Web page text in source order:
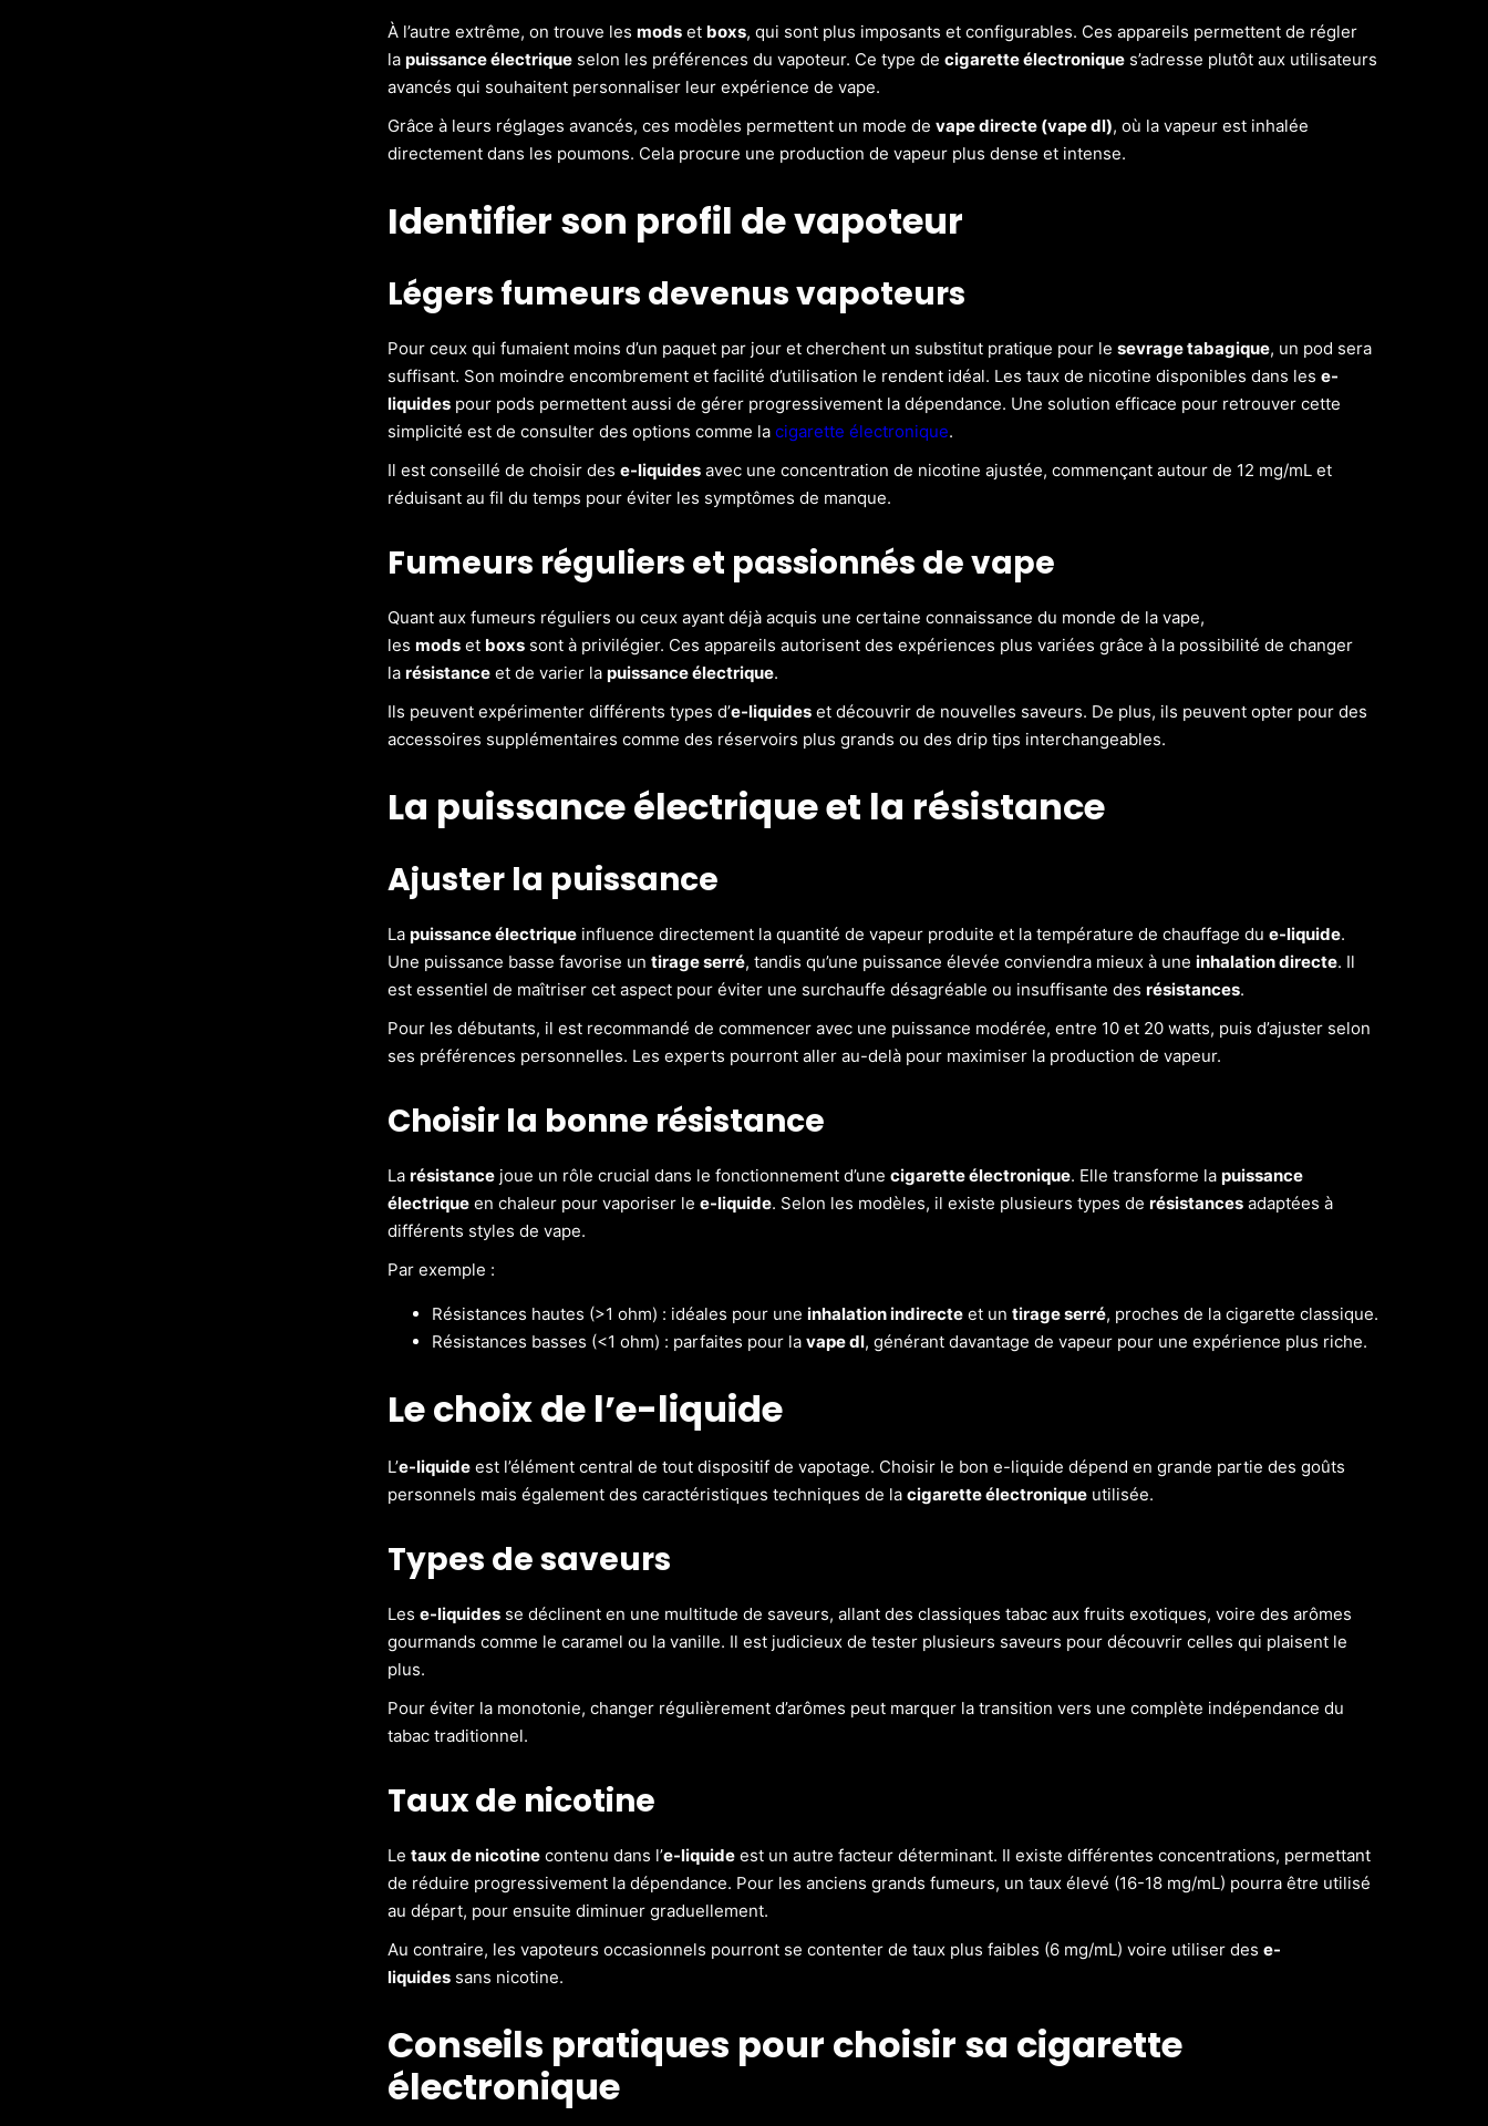
À l’autre extrême, on trouve les modset boxs, qui sont plus imposants et configurables. Ces appareils permettent de régler
la puissance électriqueselon les préférences du vapoteur. Ce type de cigarette électroniques’adresse plutôt aux utilisateurs
avancés qui souhaitent personnaliser leur expérience de vape.
Grâce à leurs réglages avancés, ces modèles permettent un mode de vape directe (vape dl), où la vapeur est inhalée
directement dans les poumons. Cela procure une production de vapeur plus dense et intense.
Identifier son profil de vapoteur
Légers fumeurs devenus vapoteurs
Pour ceux qui fumaient moins d’un paquet par jour et cherchent un substitut pratique pour le sevrage tabagique, un pod sera
suffisant. Son moindre encombrement et facilité d’utilisation le rendent idéal. Les taux de nicotine disponibles dans les e-
liquidespour pods permettent aussi de gérer progressivement la dépendance. Une solution efficace pour retrouver cette
simplicité est de consulter des options comme la cigarette électronique.
Il est conseillé de choisir des e-liquidesavec une concentration de nicotine ajustée, commençant autour de 12 mg/mL et
réduisant au fil du temps pour éviter les symptômes de manque.
Fumeurs réguliers et passionnés de vape
Quant aux fumeurs réguliers ou ceux ayant déjà acquis une certaine connaissance du monde de la vape,
les modset boxssont à privilégier. Ces appareils autorisent des expériences plus variées grâce à la possibilité de changer
la résistanceet de varier la puissance électrique.
Ils peuvent expérimenter différents types d’e-liquideset découvrir de nouvelles saveurs. De plus, ils peuvent opter pour des
accessoires supplémentaires comme des réservoirs plus grands ou des drip tips interchangeables.
La puissance électrique et la résistance
Ajuster la puissance
La puissance électriqueinfluence directement la quantité de vapeur produite et la température de chauffage du e-liquide.
Une puissance basse favorise un tirage serré, tandis qu’une puissance élevée conviendra mieux à une inhalation directe. Il
est essentiel de maîtriser cet aspect pour éviter une surchauffe désagréable ou insuffisante des résistances.
Pour les débutants, il est recommandé de commencer avec une puissance modérée, entre 10 et 20 watts, puis d’ajuster selon
ses préférences personnelles. Les experts pourront aller au-delà pour maximiser la production de vapeur.
Choisir la bonne résistance
La résistancejoue un rôle crucial dans le fonctionnement d’une cigarette électronique. Elle transforme la puissance
électriqueen chaleur pour vaporiser le e-liquide. Selon les modèles, il existe plusieurs types de résistancesadaptées à
différents styles de vape.
Par exemple :
Résistances hautes (>1 ohm) : idéales pour une inhalation indirecteet un tirage serré, proches de la cigarette classique.
Résistances basses (<1 ohm) : parfaites pour la vape dl, générant davantage de vapeur pour une expérience plus riche.
Le choix de l’e-liquide
L’e-liquideest l’élément central de tout dispositif de vapotage. Choisir le bon e-liquide dépend en grande partie des goûts
personnels mais également des caractéristiques techniques de la cigarette électroniqueutilisée.
Types de saveurs
Les e-liquidesse déclinent en une multitude de saveurs, allant des classiques tabac aux fruits exotiques, voire des arômes
gourmands comme le caramel ou la vanille. Il est judicieux de tester plusieurs saveurs pour découvrir celles qui plaisent le
plus.
Pour éviter la monotonie, changer régulièrement d’arômes peut marquer la transition vers une complète indépendance du
tabac traditionnel.
Taux de nicotine
Le taux de nicotinecontenu dans l’e-liquideest un autre facteur déterminant. Il existe différentes concentrations, permettant
de réduire progressivement la dépendance. Pour les anciens grands fumeurs, un taux élevé (16-18 mg/mL) pourra être utilisé
au départ, pour ensuite diminuer graduellement.
Au contraire, les vapoteurs occasionnels pourront se contenter de taux plus faibles (6 mg/mL) voire utiliser des e-
liquidessans nicotine.
Conseils pratiques pour choisir sa cigarette
électronique